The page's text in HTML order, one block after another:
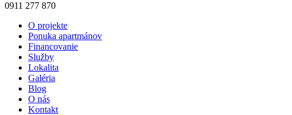
0911 277 870
O projekte
Ponuka apartmánov
Financovanie
Služby
Lokalita
Galéria
Blog
O nás
Kontakt